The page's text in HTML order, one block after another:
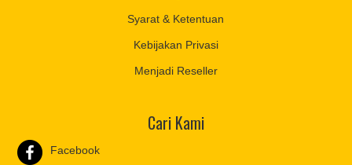
Syarat & Ketentuan
Kebijakan Privasi
Menjadi Reseller
Cari Kami
Facebook